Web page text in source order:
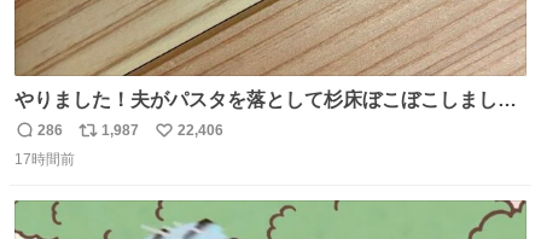
やりました！夫がパスタを落として杉床ぼこぼこしまし
た！よかったーーー！ファーストぼこぼこ自分じゃなく
て！これで第二波いつでもいけます！！！✌️いやーほっと
は乾燥パスタに負けます。豆腐くらいやわやわです。
返
信
286
リ
1,987
い
数
22,406
17時間前